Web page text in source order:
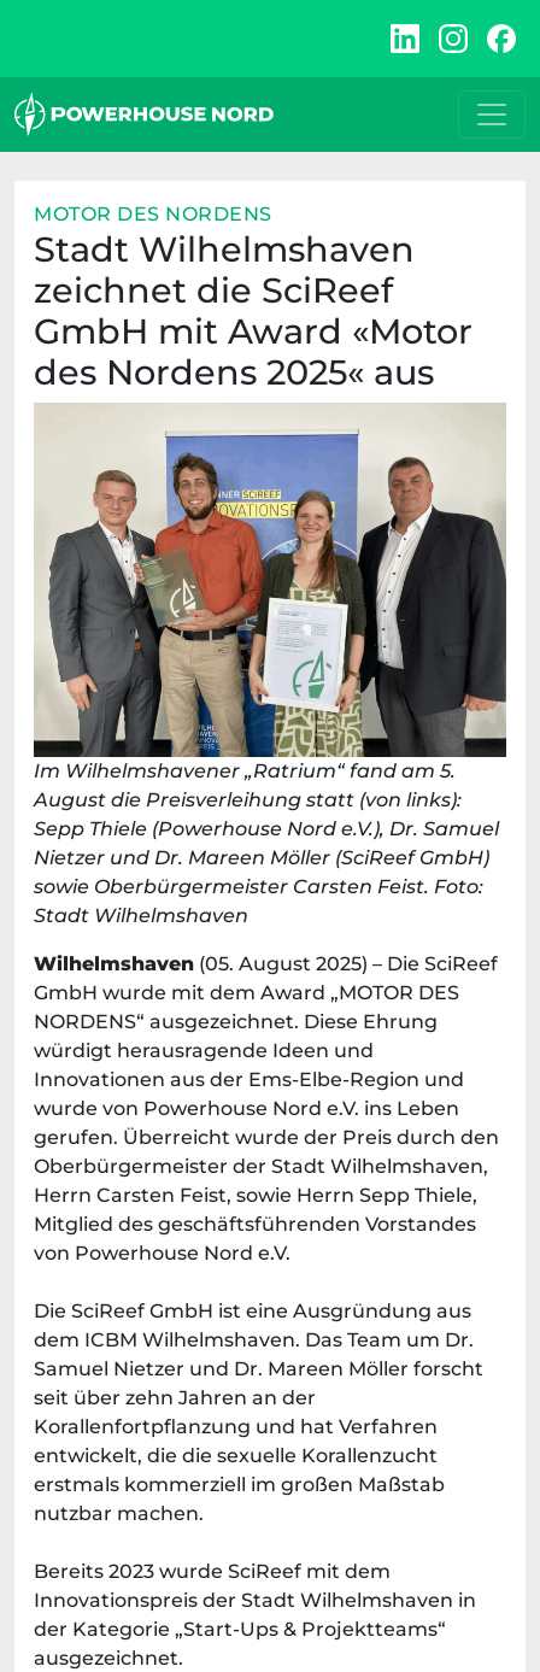
MOTOR DES NORDENS
Stadt Wilhelmshaven
zeichnet die SciReef
GmbH mit Award «Motor
des Nordens 2025« aus
Im Wilhelmshavener „Ratrium“ fand am 5.
August die Preisverleihung statt (von links):
Sepp Thiele (Powerhouse Nord e.V.), Dr. Samuel
Nietzer und Dr. Mareen Möller (SciReef GmbH)
sowie Oberbürgermeister Carsten Feist. Foto:
Stadt Wilhelmshaven
Wilhelmshaven (05. August 2025) – Die SciReef
GmbH wurde mit dem Award „MOTOR DES
NORDENS“ ausgezeichnet. Diese Ehrung
würdigt herausragende Ideen und
Innovationen aus der Ems-Elbe-Region und
wurde von Powerhouse Nord e.V. ins Leben
gerufen. Überreicht wurde der Preis durch den
Oberbürgermeister der Stadt Wilhelmshaven,
Herrn Carsten Feist, sowie Herrn Sepp Thiele,
Mitglied des geschäftsführenden Vorstandes
von Powerhouse Nord e.V.
Die SciReef GmbH ist eine Ausgründung aus
dem ICBM Wilhelmshaven. Das Team um Dr.
Samuel Nietzer und Dr. Mareen Möller forscht
seit über zehn Jahren an der
Korallenfortpflanzung und hat Verfahren
entwickelt, die die sexuelle Korallenzucht
erstmals kommerziell im großen Maßstab
nutzbar machen.
Bereits 2023 wurde SciReef mit dem
Innovationspreis der Stadt Wilhelmshaven in
der Kategorie „Start-Ups & Projektteams“
ausgezeichnet.